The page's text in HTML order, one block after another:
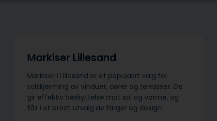
Markiser Lillesand
Markiser i Lillesand er et populært valg for
solskjerming av vinduer, dører og terrasser. De
gir effektiv beskyttelse mot sol og varme, og
fås i et bredt utvalg av farger og design.